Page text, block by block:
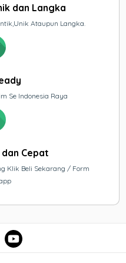
dan Langka
Ataupun Langka.
Se Indonesia Raya
Cepat
Klik Beli Sekarang / Form